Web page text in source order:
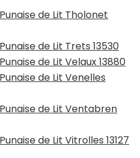
de Lit Tholonet
de Lit Trets 13530
de Lit Velaux 13880
de Lit Venelles
de Lit Ventabren
de Lit Vitrolles 13127